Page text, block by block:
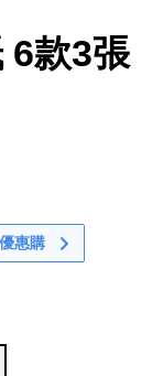
6款3張
惠購